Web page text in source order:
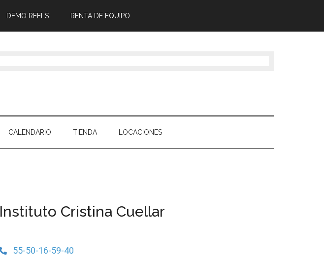
DEMO REELS RENTA DE EQUIPO
CALENDARIO TIENDA LOCACIONES
Instituto Cristina Cuellar
55-50-16-59-40